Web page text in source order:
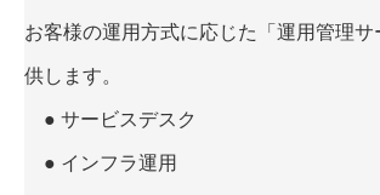
お客様の運用方式に応じた「運用管理サ
供します。
● サービスデスク
● インフラ運用